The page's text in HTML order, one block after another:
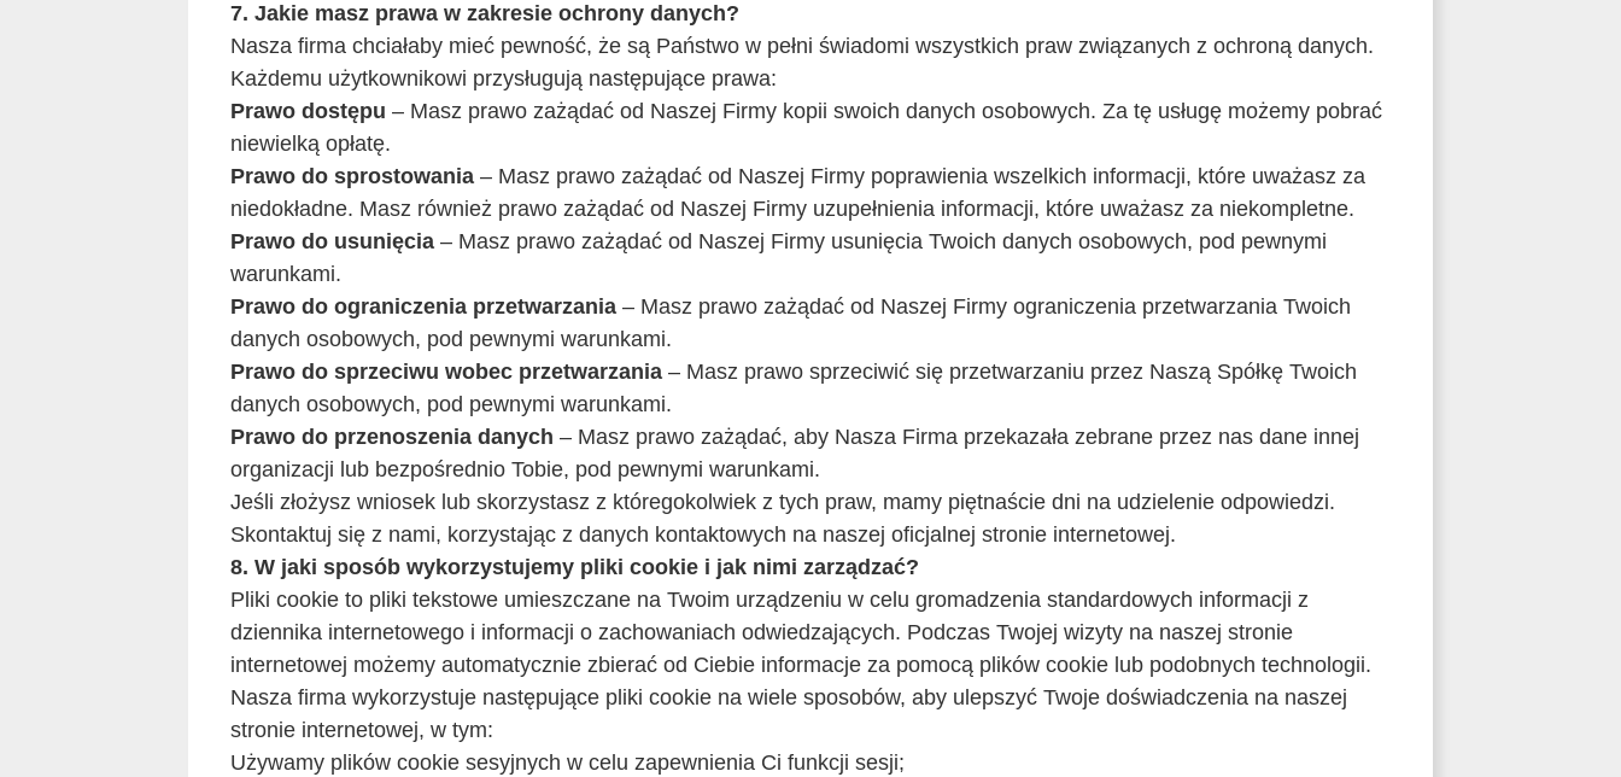
7. Jakie masz prawa w zakresie ochrony danych?
Nasza firma chciałaby mieć pewność, że są Państwo w pełni świadomi wszystkich praw związanych z ochroną danych.
Każdemu użytkownikowi przysługują następujące prawa:
Prawo dostępu – Masz prawo zażądać od Naszej Firmy kopii swoich danych osobowych. Za tę usługę możemy pobrać
niewielką opłatę.
Prawo do sprostowania – Masz prawo zażądać od Naszej Firmy poprawienia wszelkich informacji, które uważasz za
niedokładne. Masz również prawo zażądać od Naszej Firmy uzupełnienia informacji, które uważasz za niekompletne.
Prawo do usunięcia – Masz prawo zażądać od Naszej Firmy usunięcia Twoich danych osobowych, pod pewnymi
warunkami.
Prawo do ograniczenia przetwarzania – Masz prawo zażądać od Naszej Firmy ograniczenia przetwarzania Twoich
danych osobowych, pod pewnymi warunkami.
Prawo do sprzeciwu wobec przetwarzania – Masz prawo sprzeciwić się przetwarzaniu przez Naszą Spółkę Twoich
danych osobowych, pod pewnymi warunkami.
Prawo do przenoszenia danych – Masz prawo zażądać, aby Nasza Firma przekazała zebrane przez nas dane innej
organizacji lub bezpośrednio Tobie, pod pewnymi warunkami.
Jeśli złożysz wniosek lub skorzystasz z któregokolwiek z tych praw, mamy piętnaście dni na udzielenie odpowiedzi.
Skontaktuj się z nami, korzystając z danych kontaktowych na naszej oficjalnej stronie internetowej.
8. W jaki sposób wykorzystujemy pliki cookie i jak nimi zarządzać?
Pliki cookie to pliki tekstowe umieszczane na Twoim urządzeniu w celu gromadzenia standardowych informacji z
dziennika internetowego i informacji o zachowaniach odwiedzających. Podczas Twojej wizyty na naszej stronie
internetowej możemy automatycznie zbierać od Ciebie informacje za pomocą plików cookie lub podobnych technologii.
Nasza firma wykorzystuje następujące pliki cookie na wiele sposobów, aby ulepszyć Twoje doświadczenia na naszej
stronie internetowej, w tym:
Używamy plików cookie sesyjnych w celu zapewnienia Ci funkcji sesji;